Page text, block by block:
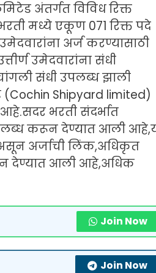
अंतर्गत विविध रिक्त
मध्ये एकूण 071 रिक्त पदे
अर्ज करण्यासाठी
उमेदवारांना संधी
संधी उपलब्ध झाली
(Cochin Shipyard limited)
भरती संदर्भात
करून देण्यात आली
अर्जाची लिंक,अधिकृत
देण्यात आली आहे,अधिक
Join Now
Join Now